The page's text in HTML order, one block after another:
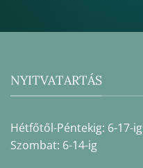
NYITVATARTÁS
Hétfőtől-Péntekig: 6-17-ig
Szombat: 6-14-ig